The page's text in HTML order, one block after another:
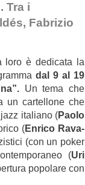
Tra i
Fabrizio
loro è dedicata la
dal 9 al 19
Un tema che
un cartellone che
italiano (Paolo
(Enrico Rava-
(con un poker
(Uri
popolare con